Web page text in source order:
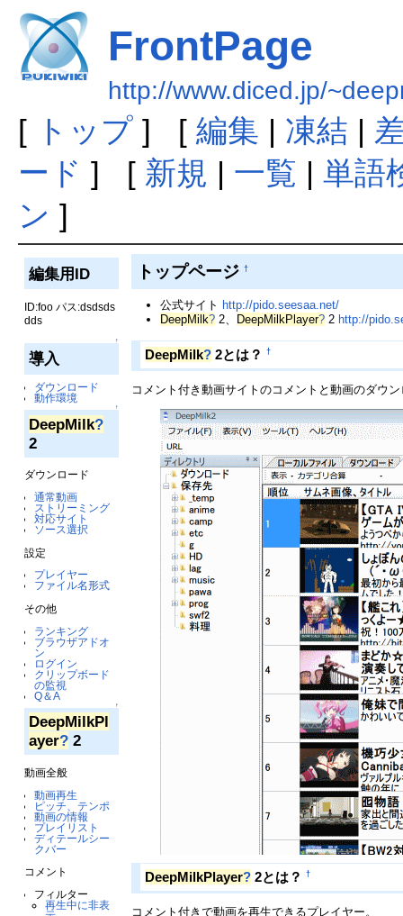
FrontPage
http://www.diced.jp/
[ トップ] [ 編集 | 凍結 |
ード ] [ 新規 | 一覧 | 単語
ン ]
編集用ID
ID:foo パス:dsdsds
dds
↑
導入
ダウンロード
動作環境
↑
DeepMilk?
2
ダウンロード
通常動画
ストリーミング
対応サイト
ソース選択
設定
プレイヤー
ファイル名形式
その他
ランキング
ブラウザアドオ
ン
ログイン
クリップボード
の監視
Q＆A
↑
DeepMilkPl
ayer?2
動画全般
動画再生
ピッチ、テンポ
動画の情報
プレイリスト
ディテールシー
クバー
コメント
フィルター
再生中に非表
トップページ †
公式サイト http://pido.seesaa.net/
DeepMilk? 2、 DeepMilkPlayer? 2 http://
DeepMilk?2とは？ †
コメント付き動画サイトのコメントと動画のダウ
DeepMilkPlayer?2とは？ †
コメント付きで動画を再生できるプレイヤー。